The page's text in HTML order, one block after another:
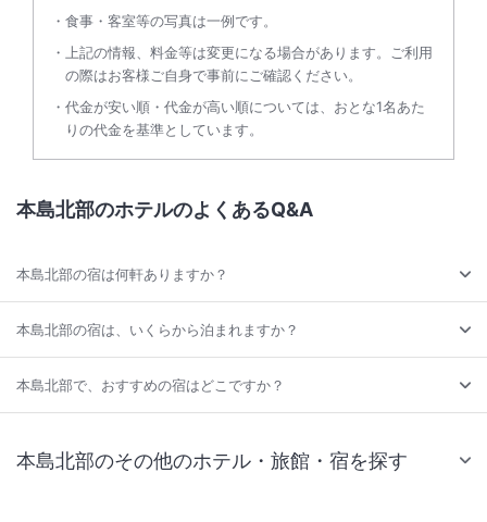
食事・客室等の写真は一例です。
上記の情報、料金等は変更になる場合があります。ご利用
の際はお客様ご自身で事前にご確認ください。
代金が安い順・代金が高い順については、おとな1名あた
りの代金を基準としています。
本島北部のホテルのよくあるQ&A
本島北部の宿は何軒ありますか？
本島北部の宿は、いくらから泊まれますか？
本島北部で、おすすめの宿はどこですか？
本島北部のその他のホテル・旅館・宿を探す